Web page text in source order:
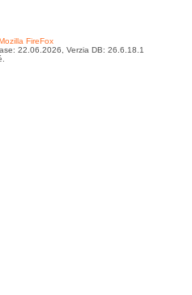
FireFox
22.06.2026, Verzia DB: 26.6.18.1